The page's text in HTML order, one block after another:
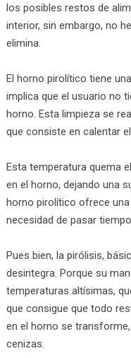
los posibles restos de
interior, sin embargo, no
elimina.
El horno pirolítico tiene
implica que el usuario no
horno. Esta limpieza se
que consiste en calentar
Esta temperatura quema
en el horno, dejando una
horno pirolítico ofrece
necesidad de pasar
Pues bien, la pirólisis,
desintegra. Porque su
temperaturas altísimas,
que consigue que todo
en el horno se
cenizas.